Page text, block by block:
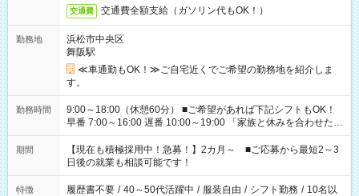
交通費 交通費全額支給（ガソリン代もOK！）
勤務地
浜松市中央区
舞阪駅
≪車通勤もOK！≫ご自宅近くでご希望の勤務地を紹介しま
す。
勤務時間
9:00～18:00（休憩60分） ■ご希望があれば下記シフトもOK！
早番 7:00～16:00 遅番 10:00～19:00 「家族と休みを合わせた
い」 「余裕を持って夕飯の準備がしたい」 「できれば残業はし
たくない」 など、ご希望を教えてくださいね。 ※Wワーク希望
の方へ 今ご覧のお仕事で希望する勤務時間と、もう1つのお仕事
の勤務時間。 合計で週40時間を超える場合は応募できません。
期間
【現在も積極採用中！急募！】2カ月～ ■ご応募から最短2～3
日後の就業も相談可能です！
特徴 履歴書不要 / 40～50代活躍中 / 服装自由 / シフト勤務 / 10名以